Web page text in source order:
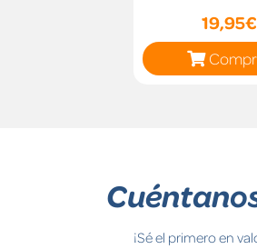
19,95€
¡Sé el primero en